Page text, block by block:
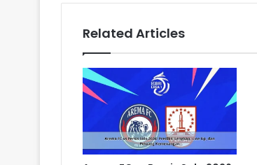
Related Articles